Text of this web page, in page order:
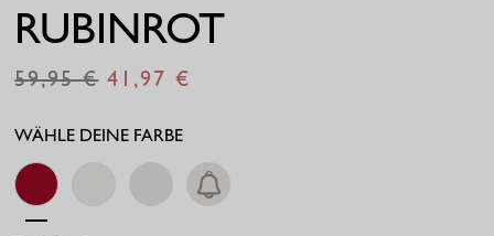
RUBINROT
59,95 41,97
WÄHLE DEINE FARBE